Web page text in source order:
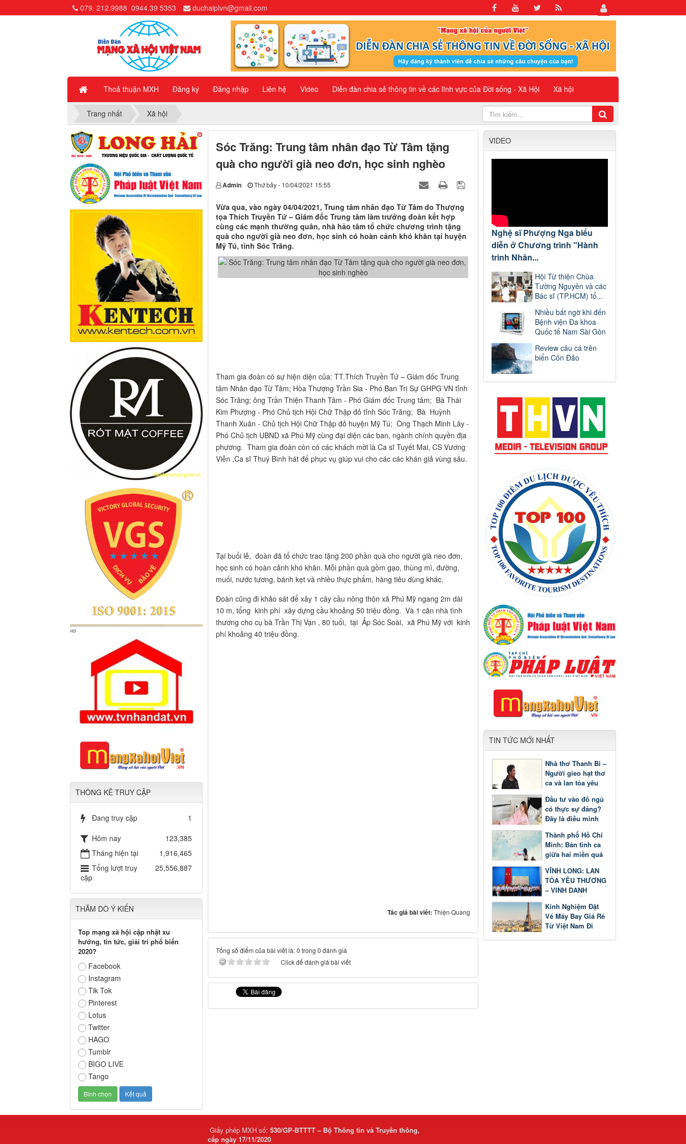
Thoả thuận MXH Đăng ký Đăng nhập Liên hệ Video Diễn đàn chia sẻ thông tin về các lĩnh vực của Đời sống - Xã Hội Xã hội
079. 212.9988 0944.39 5353 duchaiplvn@gmail.com
Trang nhất Xã hội
Sóc Trăng: Trung tâm nhân đạo Từ Tâm tặng
quà cho người già neo đơn, học sinh nghèo
Admin Thứ bảy - 10/04/2021 15:55
Vừa qua, vào ngày 04/04/2021, Trung tâm nhân đạo Từ Tâm do Thượng
tọa Thích Truyền Tứ – Giám đốc Trung tâm làm trưởng đoàn kết hợp
cùng các mạnh thường quân, nhà hảo tâm tổ chức chương trình tặng
quà cho người già neo đơn, học sinh có hoàn cảnh khó khăn tại huyện
Mỹ Tú, tỉnh Sóc Trăng.
Tham gia đoàn có sự hiện diện của: TT.Thích Truyền Tứ – Giám đốc Trung
tâm Nhân đạo Từ Tâm; Hòa Thượng Trần Sia - Phó Ban Trị Sự GHPG VN tỉnh
Sóc Trăng; ông Trần Thiện Thanh Tâm - Phó Giám đốc Trung tâm; Bà Thái
Kim Phượng - Phó Chủ tịch Hội Chữ Thập đỏ tỉnh Sóc Trăng; Bà Huỳnh
Thanh Xuân - Chủ tịch Hội Chữ Thập đỏ huyện Mỹ Tú; Ông Thạch Minh Lây -
Phó Chủ tịch UBND xã Phú Mỹ cùng đại diện các ban, ngành chính quyền địa
phương. Tham gia đoàn còn có các khách mời là Ca sĩ Tuyết Mai, CS Vương
Viễn ,Ca sĩ Thuý Bình hát để phục vụ giúp vui cho các các khán giả vùng sâu.
Tại buổi lễ, đoàn đã tổ chức trao tặng 200 phần quà cho người già neo đơn,
học sinh có hoàn cảnh khó khăn. Mỗi phần quà gồm gạo, thùng mì, đường,
muối, nước tương, bánh kẹt và nhiều thực phẩm, hàng tiêu dùng khác.
Đoàn cũng đi khảo sát để xây 1 cây cầu nông thôn xã Phú Mỹ ngang 2m dài
10 m, tổng kinh phí xây dựng cầu khoảng 50 triệu đồng. Và 1 căn nhà tình
thương cho cụ bà Trần Thị Vạn , 80 tuổi, tại Ấp Sóc Soài, xã Phú Mỹ với kinh
phí khoảng 40 triệu đồng.
Tác giả bài viết: Thiện Quang
Tổng số điểm của bài viết là: 0 trong 0 đánh giá
Click để đánh giá bài viết
VIDEO
Nghệ sĩ Phượng Nga biểu
diễn ở Chương trình "Hành
trình Nhân...
Hội Từ thiện Chùa
Tường Nguyên và các
Bác sĩ (TP.HCM) tổ...
Nhiều bất ngờ khi đến
Bệnh viện Đa khoa
Quốc tế Nam Sài Gòn
Review câu cá trên
biển Côn Đảo
TIN TỨC MỚI NHẤT
Nhà thơ Thanh Bi –
Người gieo hạt thơ
ca và lan tỏa yêu
Đầu tư vào đồ ngủ
có thực sự đáng?
Đây là điều mình
thời gian
Thành phố Hồ Chí
Minh: Bản tình ca
giữa hai miền quá
VĨNH LONG: LAN
TỎA YÊU THƯƠNG
– VINH DANH
GƯƠNG SÁNG
HỌC TẬP
Kinh Nghiệm Đặt
Vé Máy Bay Giá Rẻ
Từ Việt Nam Đi
THÔNG KÊ TRUY CẬP
Đang truy cập
1
Hôm nay
123,385
Tháng hiện tại
1,916,465
Tổng lượt truy
cập
25,556,887
THĂM DÒ Ý KIẾN
Top mạng xã hội cập nhật xu
hướng, tin tức, giải trí phổ biến
2020?
Facebook
Instagram
Tik Tok
Pinterest
Lotus
Twitter
HAGO
Tumblr
BIGO LIVE
Tango
Giấy phép MXH số: 530/GP-BTTTT – Bộ Thông tin và Truyền thông,
cấp ngày 17/11/2020